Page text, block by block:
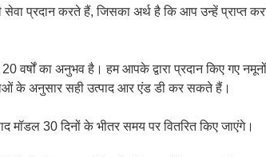
प्रदान करते हैं, जिसका अर्थ है कि आप उन्हें प्राप्त
20 वर्षों का अनुभव है। हम आपके द्वारा प्रदान किए गए
के अनुसार सही उत्पाद आर एंड डी कर सकते हैं।
मॉडल 30 दिनों के भीतर समय पर वितरित किए जाएंगे।